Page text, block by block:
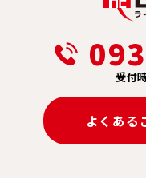
受付
よくある